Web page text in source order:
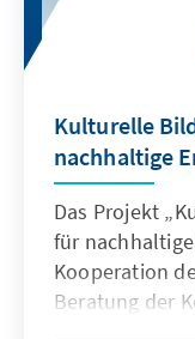
Kulturelle
nachhaltige
Das Projekt
für
Kooperation
Beratung der